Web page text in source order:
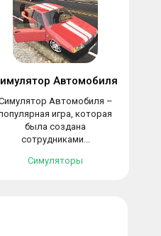
Автомобиля
Автомобиля –
игра, которая
была создана
сотрудниками...
Симуляторы